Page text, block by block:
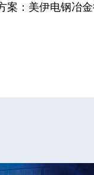
案：美伊电钢冶